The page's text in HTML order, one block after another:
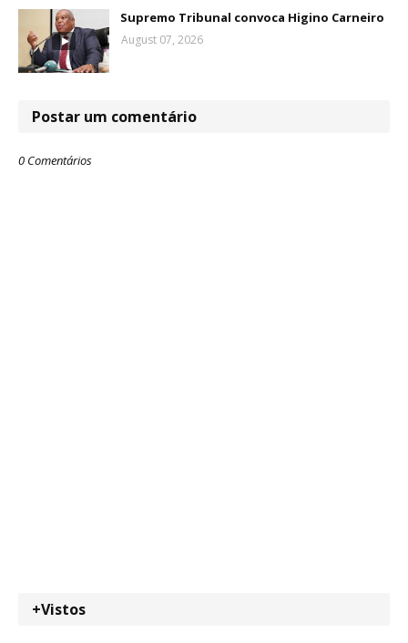
Supremo Tribunal convoca Higino Carneiro
August 07, 2026
Postar um comentário
0 Comentários
+Vistos